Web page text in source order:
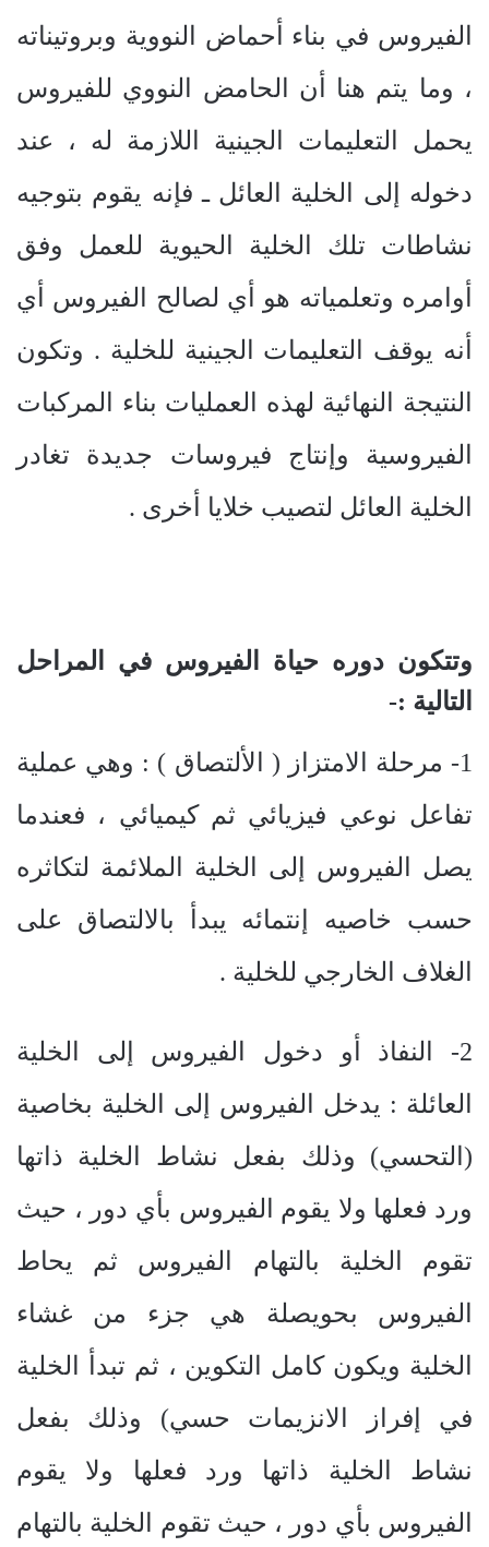
الفيروس في بناء أحماض النووية وبروتيناته
، وما يتم هنا أن الحامض النووي للفيروس
يحمل التعليمات الجينية اللازمة له ، عند
دخوله إلى الخلية العائل ـ فإنه يقوم بتوجيه
نشاطات تلك الخلية الحيوية للعمل وفق
أوامره وتعلمياته هو أي لصالح الفيروس أي
أنه يوقف التعليمات الجينية للخلية . وتكون
النتيجة النهائية لهذه العمليات بناء المركبات
الفيروسية وإنتاج فيروسات جديدة تغادر
الخلية العائل لتصيب خلايا أخرى .
وتتكون دوره حياة الفيروس في المراحل
التالية :-
1- مرحلة الامتزاز ( الألتصاق ) : وهي عملية
تفاعل نوعي فيزيائي ثم كيميائي ، فعندما
يصل الفيروس إلى الخلية الملائمة لتكاثره
حسب خاصيه إنتمائه يبدأ بالالتصاق على
الغلاف الخارجي للخلية .
2- النفاذ أو دخول الفيروس إلى الخلية
العائلة : يدخل الفيروس إلى الخلية بخاصية
(التحسي) وذلك بفعل نشاط الخلية ذاتها
ورد فعلها ولا يقوم الفيروس بأي دور ، حيث
تقوم الخلية بالتهام الفيروس ثم يحاط
الفيروس بحويصلة هي جزء من غشاء
الخلية ويكون كامل التكوين ، ثم تبدأ الخلية
في إفراز الانزيمات حسي) وذلك بفعل
نشاط الخلية ذاتها ورد فعلها ولا يقوم
الفيروس بأي دور ، حيث تقوم الخلية بالتهام